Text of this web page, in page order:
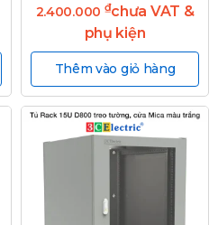
2.400.000 ₫chưa VAT &
phụ kiện
Thêm vào giỏ hàng